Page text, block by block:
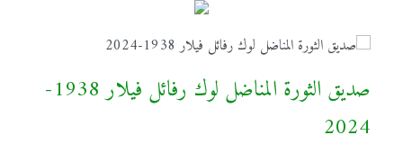
صديق الثورة المناضل لوك رفائل فيلار 1938-
2024